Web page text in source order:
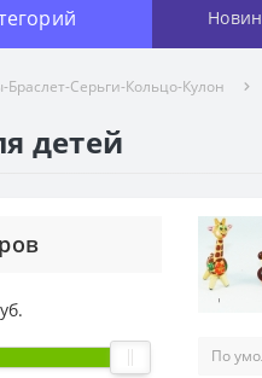
Браслет-Серьги-Кольцо-Кулон
детей